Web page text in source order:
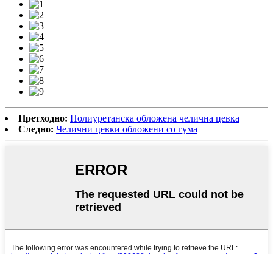
Претходно: Полиуретанска обложена челична цевка
Следно: Челични цевки обложени со гума